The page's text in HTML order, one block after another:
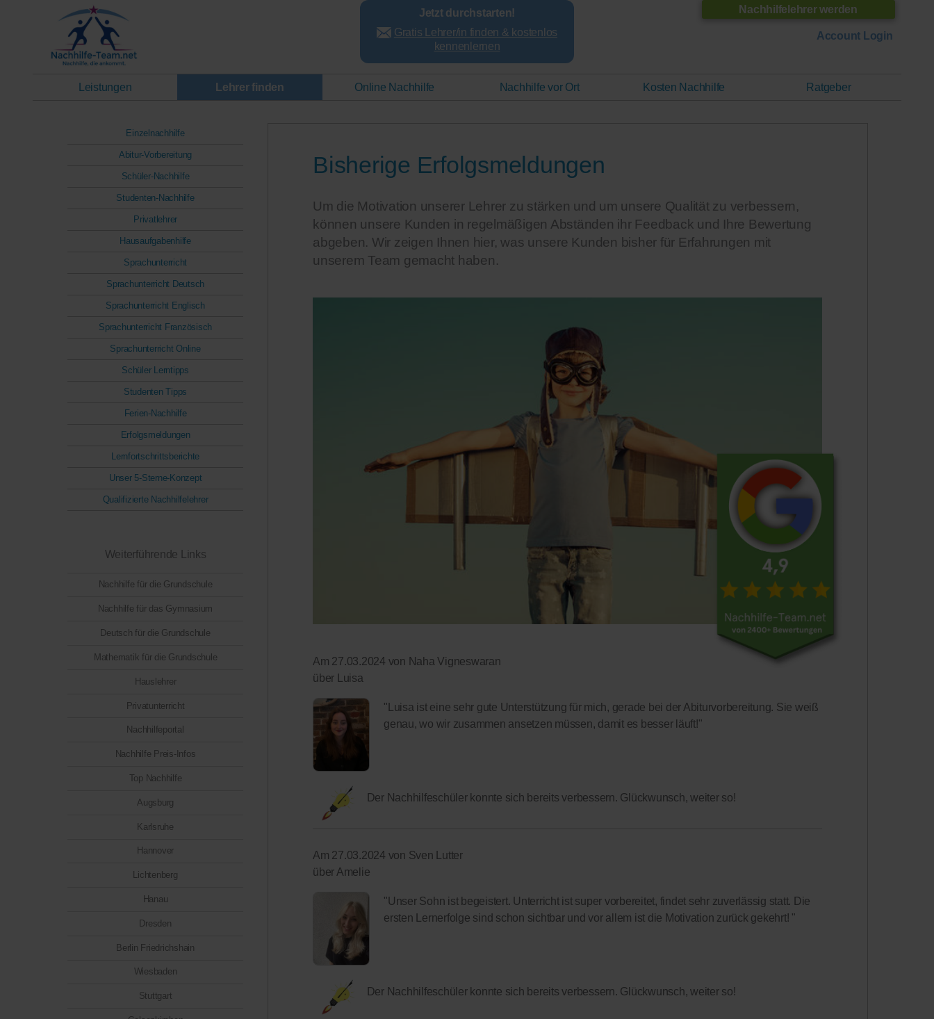
Nachhilfelehrer werden
Account Login
Jetzt durchstarten!
Gratis Lehrer/in finden & kostenlos
kennenlernen
Leistungen Lehrer finden Online Nachhilfe Nachhilfe vor Ort Kosten Nachhilfe Ratgeber
Einzelnachhilfe
Abitur-Vorbereitung
Schüler-Nachhilfe
Studenten-Nachhilfe
Privatlehrer
Hausaufgabenhilfe
Sprachunterricht
Sprachunterricht Deutsch
Sprachunterricht Englisch
Sprachunterricht Französisch
Sprachunterricht Online
Schüler Lerntipps
Studenten Tipps
Ferien-Nachhilfe
Erfolgsmeldungen
Lernfortschrittsberichte
Unser 5-Sterne-Konzept
Qualifizierte Nachhilfelehrer
Weiterführende Links
Nachhilfe für die Grundschule
Nachhilfe für das Gymnasium
Deutsch für die Grundschule
Mathematik für die Grundschule
Hauslehrer
Privatunterricht
Nachhilfeportal
Nachhilfe Preis-Infos
Top Nachhilfe
Augsburg
Karlsruhe
Hannover
Lichtenberg
Hanau
Dresden
Berlin Friedrichshain
Wiesbaden
Stuttgart
Bisherige Erfolgsmeldungen
Um die Motivation unserer Lehrer zu stärken und um unsere Qualität zu verbessern,
können unsere Kunden in regelmäßigen Abständen ihr Feedback und Ihre Bewertung
abgeben. Wir zeigen Ihnen hier, was unsere Kunden bisher für Erfahrungen mit
unserem Team gemacht haben.
Am 27.03.2024 von Naha Vigneswaran
über Luisa
"Luisa ist eine sehr gute Unterstützung für mich, gerade bei der Abiturvorbereitung. Sie weiß
genau, wo wir zusammen ansetzen müssen, damit es besser läuft!"
Der Nachhilfeschüler konnte sich bereits verbessern. Glückwunsch, weiter so!
Am 27.03.2024 von Sven Lutter
über Amelie
"Unser Sohn ist begeistert. Unterricht ist super vorbereitet, findet sehr zuverlässig statt. Die
ersten Lernerfolge sind schon sichtbar und vor allem ist die Motivation zurück gekehrt! "
Der Nachhilfeschüler konnte sich bereits verbessern. Glückwunsch, weiter so!